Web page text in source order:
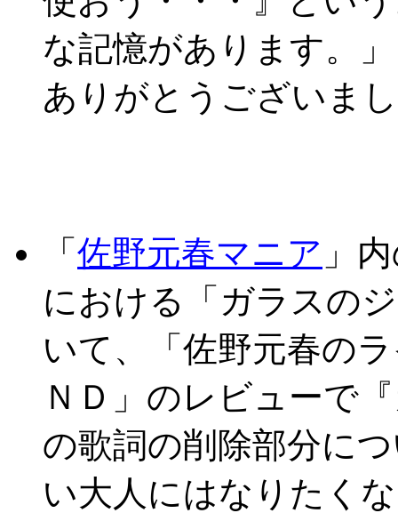
な記憶があります。
ありがとうございま
「 佐野元春マニア 」
における「ガラスの
いて、「佐野元春の
ＮＤ」のレビューで
の歌詞の削除部分に
い大人にはなりたく